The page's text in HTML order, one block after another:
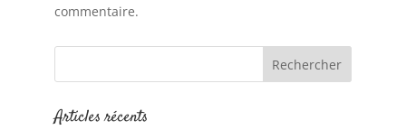
commentaire.
Articles récents